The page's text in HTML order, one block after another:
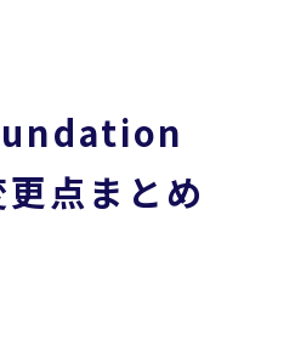
ウェブ脆弱性診
モバイルアプ
モバイルアプ
不正ゲームプ
点まとめ